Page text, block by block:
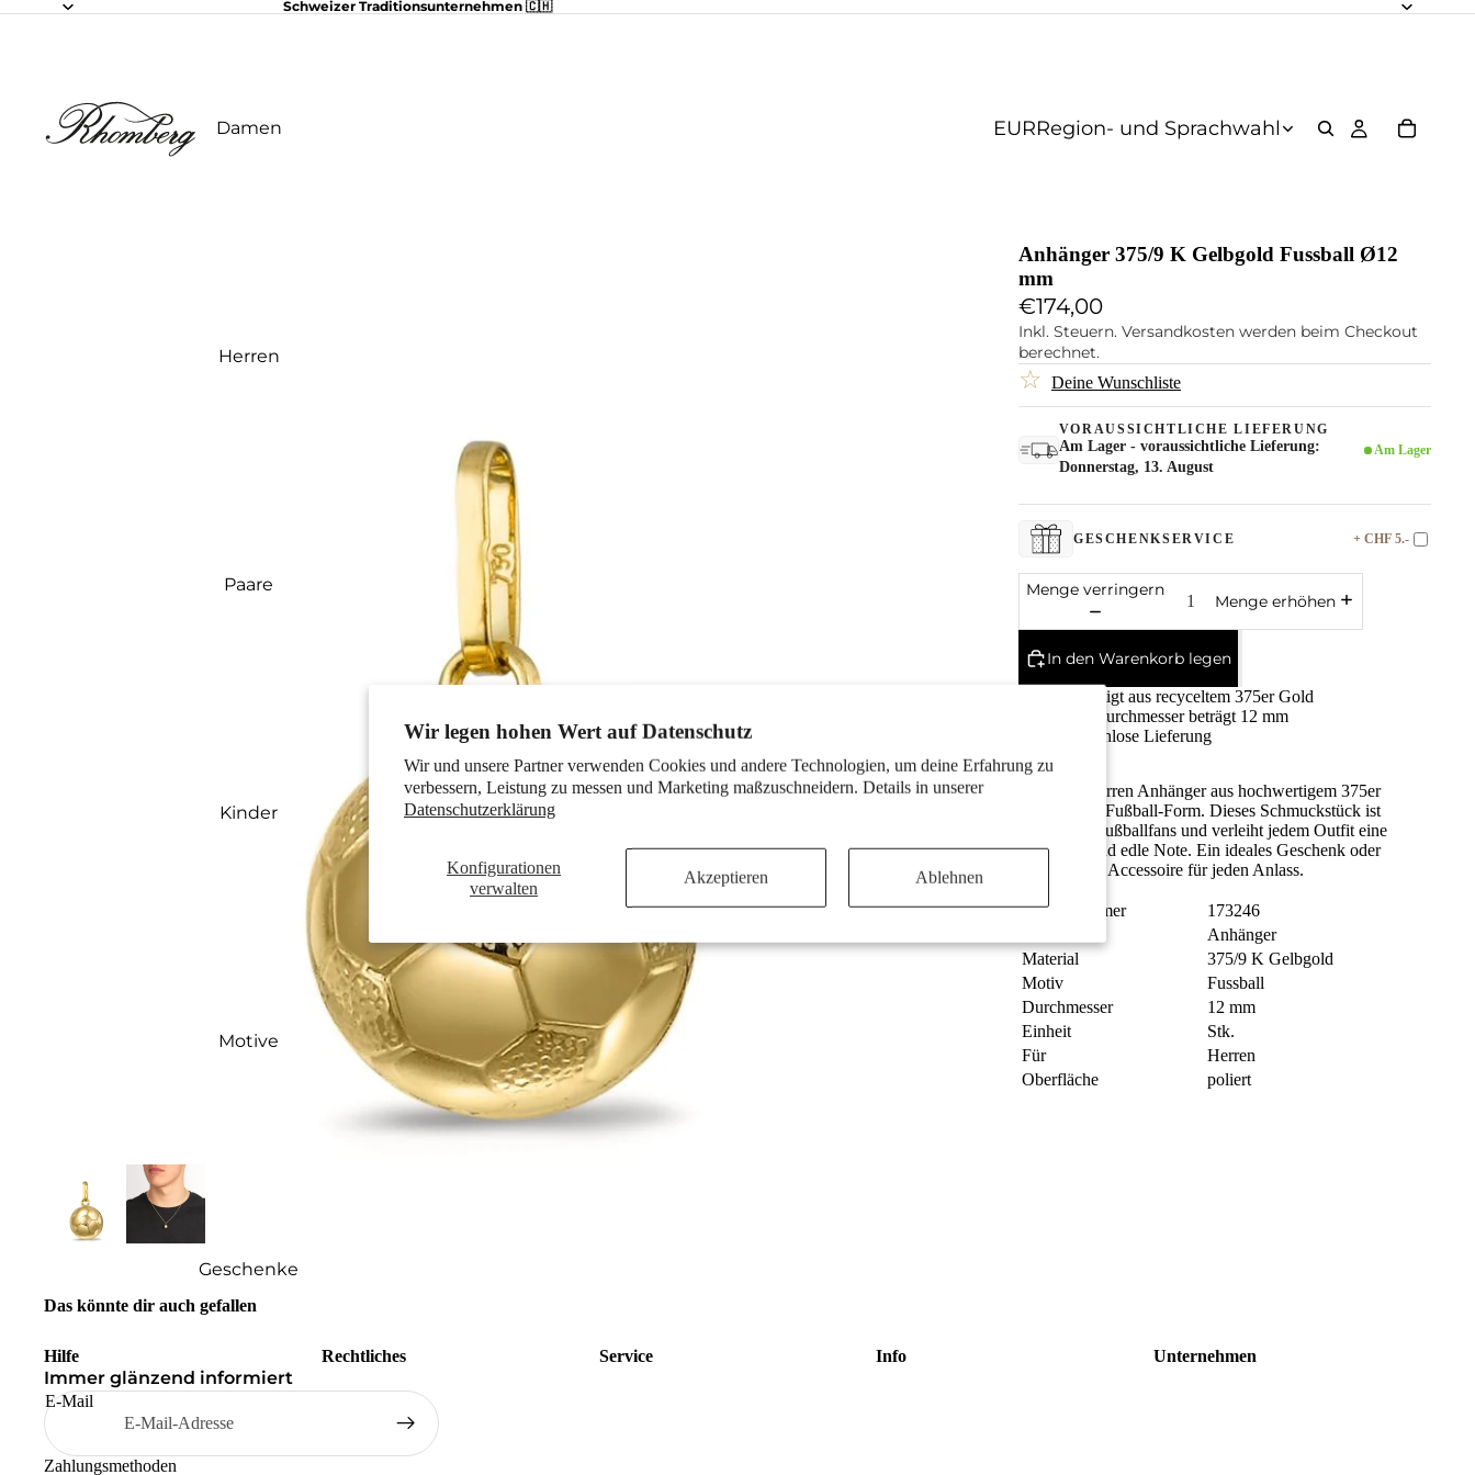
Wir legen hohen Wert auf Datenschutz
Wir und unsere Partner verwenden Cookies und andere Technologien, um deine Erfahrung zu
verbessern, Leistung zu messen und Marketing maßzuschneidern. Details in unserer
Datenschutzerklärung
Konfigurationen
verwalten
Akzeptieren Ablehnen
Schweizer Traditionsunternehmen 🇨🇭
Damen
Herren
Paare
Kinder
Motive
Geschenke
EURRegion- und Sprachwahl
Anhänger 375/9 K Gelbgold Fussball Ø12
mm
€174,00
Inkl. Steuern. Versandkosten werden beim Checkout
berechnet.
☆ Deine Wunschliste
VORAUSSICHTLICHE LIEFERUNG
Am Lager - voraussichtliche Lieferung:
Donnerstag, 13. August
Am Lager
GESCHENKSERVICE + CHF 5.-
Menge verringern
Menge erhöhen
In den Warenkorb legen
Gefertigt aus recyceltem 375er Gold
Der Durchmesser beträgt 12 mm
Kostenlose Lieferung
Stilvoller Herren Anhänger aus hochwertigem 375er
Gelbgold in Fußball-Form. Dieses Schmuckstück ist
perfekt für Fußballfans und verleiht jedem Outfit eine
sportliche und edle Note. Ein ideales Geschenk oder
persönliches Accessoire für jeden Anlass.
Bestellnummer
173246
Anhänger
Material
375/9 K Gelbgold
Motiv
Fussball
Durchmesser
12 mm
Einheit
Stk.
Für
Herren
Oberfläche
poliert
Das könnte dir auch gefallen
Hilfe Rechtliches Service Info Unternehmen
Immer glänzend informiert
E-Mail
Zahlungsmethoden